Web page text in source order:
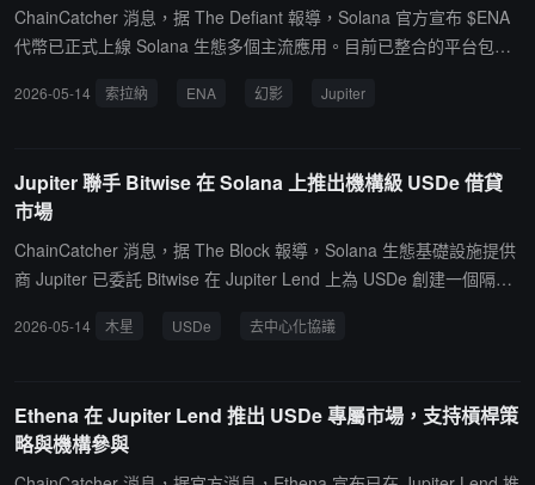
生的質押收益達到基礎水平的 3 倍。且同步更新了截至 5 月 11 日的
財庫儲備：目前持有超過 200 萬枚 HYPE 代幣、192 萬枚 KNTQ 代
資門戶的地位。
ChainCatcher 消息，据 The Defiant 報導，Solana 官方宣布 $ENA
代幣已正式上線 Solana 生態多個主流應用。目前已整合的平台包括
ge、Solflare、Kamino Swap 和 Mayan 等。其中，Phantom 和 Jupi
2026-05-14 索拉納 ENA 幻影 Jupiter
Jupiter 聯手 Bitwise 在 Solana 上推出機構級 USDe 借貸
市場
ChainCatcher 消息，据 The Block 報導，Solana 生態基礎設施提供
商 Jupiter 已委託 Bitwise 在 Jupiter Lend 上為 USDe 創建一個隔離
市場。該市場將與 Jupiter Lend 現有的流動性層隔離，以降低機構資
深度流動性和風險緩解功能。USDe 發行方 Ethena Labs CEO Guy
Young 表示，USDe 是為規模化而建的機構級儲蓄產品。
2026-05-14 木星 USDe 去中心化協議
Ethena 在 Jupiter Lend 推出 USDe 專屬市場，支持槓桿策
略與機構參與